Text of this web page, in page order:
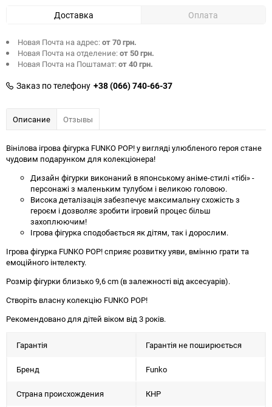
Доставка Оплата
Новая Почта на адрес:от 70 грн.
Новая Почта на отделение:от 50 грн.
Новая Почта на Поштамат:от 40 грн.
Заказ по телефону +38 (066) 740-66-37
Описание Отзывы
Вінілова ігрова фігурка FUNKO POP! у вигляді улюбленого героя стане
чудовим подарунком для колекціонера!
Дизайн фігурки виконаний в японському аніме-стилі «тібі» -
персонажі з маленьким тулубом і великою головою.
Висока деталізація забезпечує максимальну схожість з
героєм і дозволяє зробити ігровий процес більш
захоплюючим!
Ігрова фігурка сподобається як дітям, так і дорослим.
Ігрова фігурка FUNKO POP! сприяє розвитку уяви, вмінню грати та
емоційного інтелекту.
Розмір фігурки близько 9,6 cm (в залежності від аксесуарів).
Створіть власну колекцію FUNKO POP!
Рекомендовано для дітей віком від 3 років.
Гарантія Гарантія не поширюється
Бренд Funko
Страна происхождения КНР